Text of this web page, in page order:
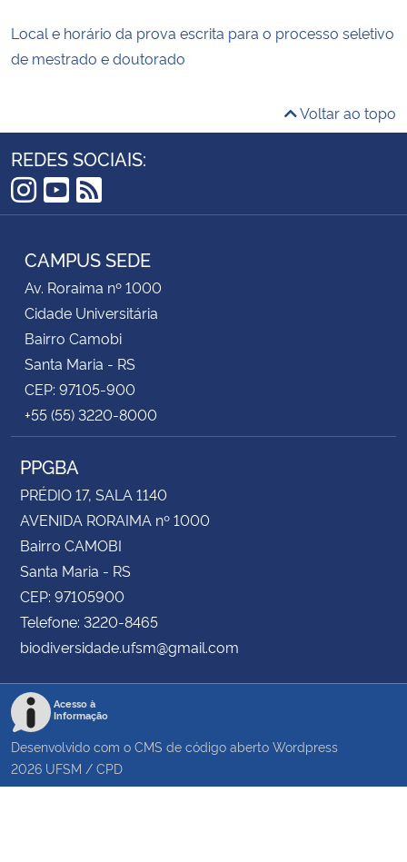
Local e horário da prova escrita para o processo seletivo
de mestrado e doutorado
Voltar ao topo
REDES SOCIAIS:
Instagram
YouTube
RSS
CAMPUS SEDE
Av. Roraima nº 1000
Cidade Universitária
Bairro Camobi
Santa Maria - RS
CEP: 97105-900
+55 (55) 3220-8000
PPGBA
PRÉDIO 17, SALA 1140
AVENIDA RORAIMA nº 1000
Bairro CAMOBI
Santa Maria - RS
CEP: 97105900
Telefone: 3220-8465
biodiversidade.ufsm@gmail.com
Acesso à
Informação
Desenvolvido com o CMS de código aberto Wordpress
2026 UFSM / CPD